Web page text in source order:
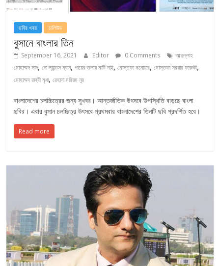
ছবির খবর ঢালিউড
বুসানে বাংলার তিন
September 16, 2021 Editor 0 Comments
আব্দুল্লাহ
মোহাম্মদ সাদ,নো ল্যান্ডস ম্যান,পায়ের তলায় মাটি নাই,মোস্তফা মনোয়ার,মোস্তফা সরয়ার ফারুকী,
মোহাম্মদ রাব্বী মৃধা,রেহানা মরিয়ম নূর
বাংলাদেশের চলচ্চিত্রের জন্য সুখবর। আন্তর্জাতিক উৎসবে উপস্থিতি বাড়ছে বাংলা
ছবির। এবার বুসান চলচ্চিত্র উৎসবে প্রথমবার বাংলাদেশের তিনটি ছবি প্রদর্শিত হবে।
Read more